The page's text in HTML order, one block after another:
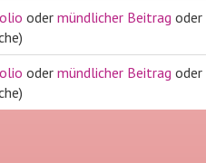
oder mündlicher Beitrag oder
oder mündlicher Beitrag oder